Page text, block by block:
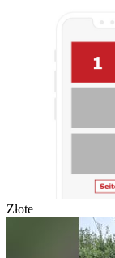
Złote